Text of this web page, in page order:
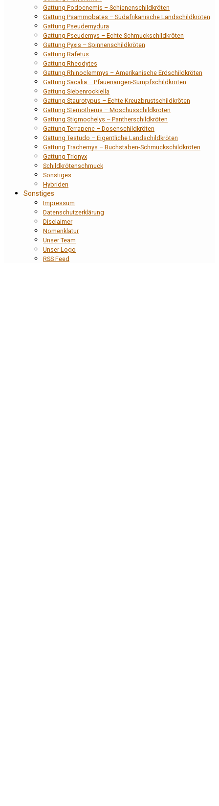
Gattung Podocnemis – Schienenschildkröten
Gattung Psammobates – Südafrikanische Landschildkröten
Gattung Pseudemydura
Gattung Pseudemys – Echte Schmuckschildkröten
Gattung Pyxis – Spinnenschildkröten
Gattung Rafetus
Gattung Rheodytes
Gattung Rhinoclemmys – Amerikanische Erdschildkröten
Gattung Sacalia – Pfauenaugen-Sumpfschildkröten
Gattung Siebenrockiella
Gattung Staurotypus – Echte Kreuzbrustschildkröten
Gattung Sternotherus – Moschusschildkröten
Gattung Stigmochelys – Pantherschildkröten
Gattung Terrapene – Dosenschildkröten
Gattung Testudo – Eigentliche Landschildkröten
Gattung Trachemys – Buchstaben-Schmuckschildkröten
Gattung Trionyx
Schildkrötenschmuck
Sonstiges
Hybriden
Sonstiges
Impressum
Datenschutzerklärung
Disclaimer
Nomenklatur
Unser Team
Unser Logo
RSS Feed